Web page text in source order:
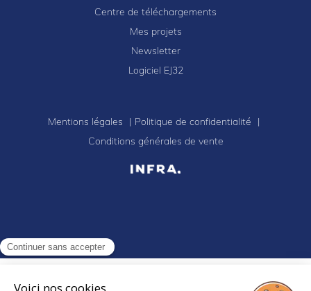
Continuer sans accepter
Centre de téléchargements
Mes projets
Newsletter
Logiciel EJ32
Mentions légales
Politique de confidentialité
Conditions générales de vente